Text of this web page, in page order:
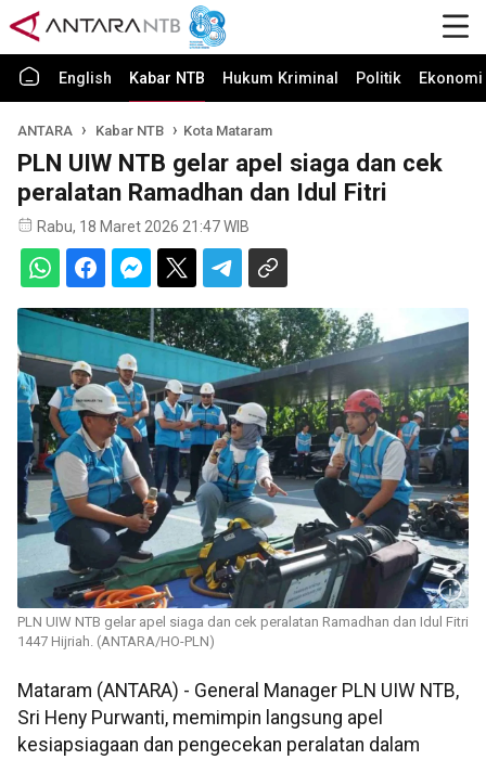
English Kabar NTB Hukum Kriminal Politik
ANTARA Kabar NTB Kota Mataram
PLN UIW NTB gelar apel siaga dan cek
peralatan Ramadhan dan Idul Fitri
Rabu, 18 Maret 2026 21:47 WIB
PLN UIW NTB gelar apel siaga dan cek peralatan Ramadhan dan Idul Fitri
1447 Hijriah. (ANTARA/HO-PLN)
Mataram (ANTARA) - General Manager PLN UIW NTB,
Sri Heny Purwanti, memimpin langsung apel
kesiapsiagaan dan pengecekan peralatan dalam